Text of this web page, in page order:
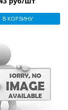
категория
LSZH,
серый
В КОРЗИНУ